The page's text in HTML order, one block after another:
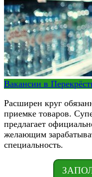
Вакансии в
Расширен круг
приемке товаров.
предлагает
желающим
специальность.